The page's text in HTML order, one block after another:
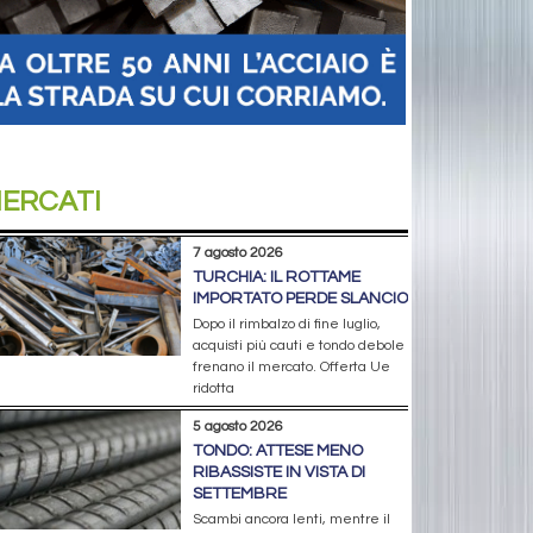
7 agosto 2026
TURCHIA: IL ROTTAME
IMPORTATO PERDE SLANCIO
Dopo il rimbalzo di fine luglio,
acquisti più cauti e tondo debole
frenano il mercato. Offerta Ue
ridotta
5 agosto 2026
TONDO: ATTESE MENO
RIBASSISTE IN VISTA DI
SETTEMBRE
Scambi ancora lenti, mentre il